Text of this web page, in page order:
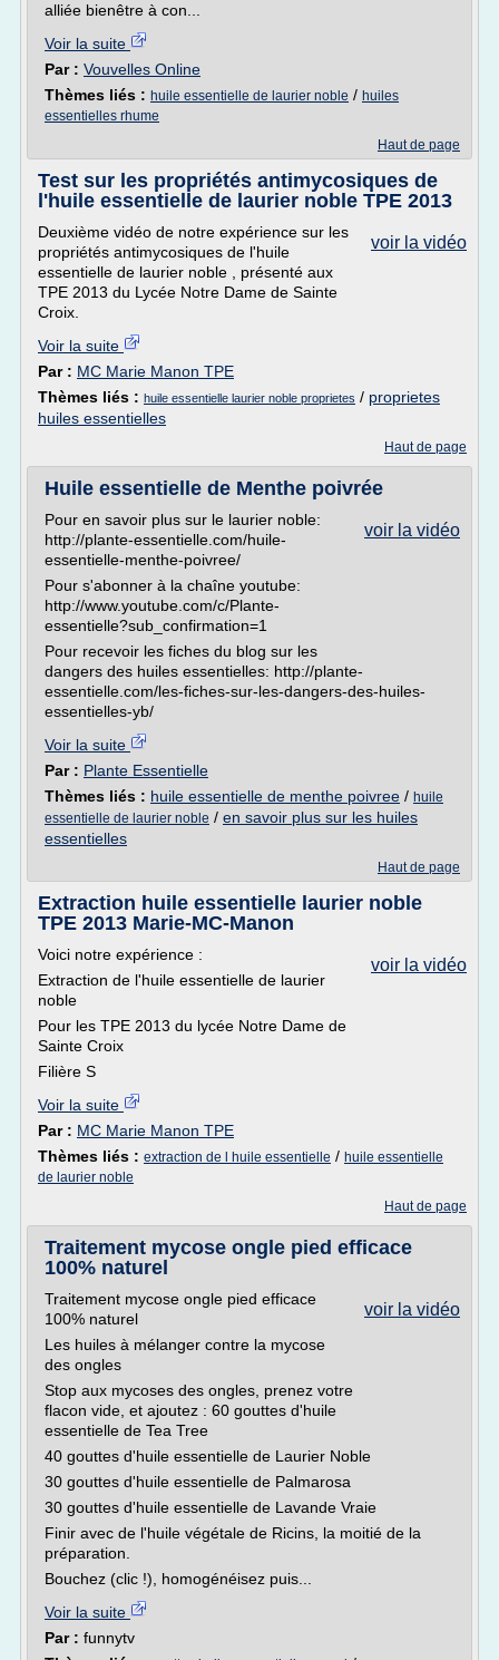
alliée bienêtre à con...
Voir la suite
Par : Vouvelles Online
Thèmes liés : huile essentielle de laurier noble / huiles
essentielles rhume
Haut de page
Test sur les propriétés antimycosiques de
l'huile essentielle de laurier noble TPE 2013
voir la vidéo
Deuxième vidéo de notre expérience sur les
propriétés antimycosiques de l'huile
essentielle de laurier noble , présenté aux
TPE 2013 du Lycée Notre Dame de Sainte
Croix.
Voir la suite
Par : MC Marie Manon TPE
Thèmes liés : huile essentielle laurier noble proprietes / proprietes
huiles essentielles
Haut de page
Huile essentielle de Menthe poivrée
voir la vidéo
Pour en savoir plus sur le laurier noble:
http://plante-essentielle.com/huile-
essentielle-menthe-poivree/
Pour s'abonner à la chaîne youtube:
http://www.youtube.com/c/Plante-
essentielle?sub_confirmation=1
Pour recevoir les fiches du blog sur les
dangers des huiles essentielles: http://plante-
essentielle.com/les-fiches-sur-les-dangers-des-huiles-
essentielles-yb/
Voir la suite
Par : Plante Essentielle
Thèmes liés : huile essentielle de menthe poivree / huile
essentielle de laurier noble / en savoir plus sur les huiles
essentielles
Haut de page
Extraction huile essentielle laurier noble
TPE 2013 Marie-MC-Manon
voir la vidéo
Voici notre expérience :
Extraction de l'huile essentielle de laurier
noble
Pour les TPE 2013 du lycée Notre Dame de
Sainte Croix
Filière S
Voir la suite
Par : MC Marie Manon TPE
Thèmes liés : extraction de l huile essentielle / huile essentielle
de laurier noble
Haut de page
Traitement mycose ongle pied efficace
100% naturel
voir la vidéo
Traitement mycose ongle pied efficace
100% naturel
Les huiles à mélanger contre la mycose
des ongles
Stop aux mycoses des ongles, prenez votre
flacon vide, et ajoutez : 60 gouttes d'huile
essentielle de Tea Tree
40 gouttes d'huile essentielle de Laurier Noble
30 gouttes d'huile essentielle de Palmarosa
30 gouttes d'huile essentielle de Lavande Vraie
Finir avec de l'huile végétale de Ricins, la moitié de la
préparation.
Bouchez (clic !), homogénéisez puis...
Voir la suite
Par : funnytv